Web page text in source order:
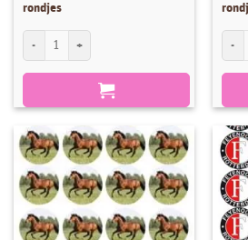
rondjes
Eetbare Cupcakeprint Bumba - 24 cupcake rondjes